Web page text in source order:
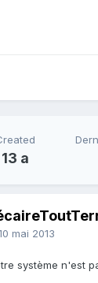
13 a
mai 2013
système n'est